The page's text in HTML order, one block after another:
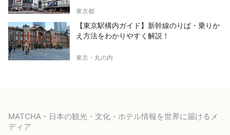
東京都
【東京駅構内ガイド】新幹線のりば・乗りか
え方法をわかりやすく解説！
東京・丸の内
MATCHA - 日本の観光・文化・ホテル情報を世界に届けるメ
ディア